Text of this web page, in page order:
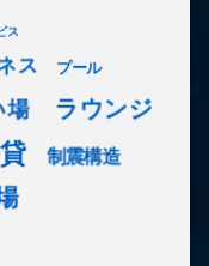
ス
ス プール
場 ラウンジ
制震構造